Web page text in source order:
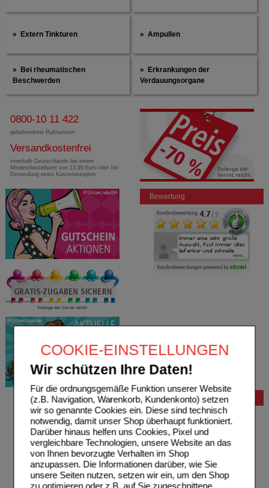
COOKIE-EINSTELLUNGEN
Wir schützen Ihre Daten!
Für die ordnungsgemäße Funktion unserer Website
(z.B. Navigation, Warenkorb, Kundenkonto) setzen
wir so genannte Cookies ein. Diese sind technisch
notwendig, damit unser Shop überhaupt funktioniert.
Darüber hinaus helfen uns Cookies, Pixel und
vergleichbare Technologien, unsere Website an das
von Ihnen bevorzugte Verhalten im Shop
anzupassen. Die Informationen darüber, wie Sie
unsere Seiten nutzen, setzen wir ein, um den Shop
zu optimieren oder z.B. auf Sie zugeschnittene
Extern Tinkturen Ampullen
Bei rheumatischen
Beschwerden
Erkrankungen der
Verdauungsorgane
0800-10 11 422
gebührenfreie Rufnummer
Versandkostenfrei
innerhalb Deutschlands bei einem
Mindestbestellwert von 13,99 Euro oder bei
Einsendung eines Kassenrezeptes
Bewertung
Bestellung
Hilfe zur Anmeldung
Hilfe zum Bestellvorgang
Zahlungsmöglichkeiten
Rezepte einlösen
Freiumschläge anfordern
Freiumschläge downloaden
Auslandsbestellung